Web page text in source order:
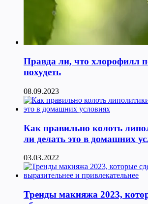
Правда ли, что хлорофилл
похудеть
08.09.2023
Как правильно колоть
ли делать это в домашних
03.03.2022
Тренды макияжа 2023,